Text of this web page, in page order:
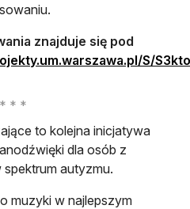
znajduje się pod
S/
to kolejna inicjatywa
dla osób z
spektrum autyzmu.
muzyki w najlepszym